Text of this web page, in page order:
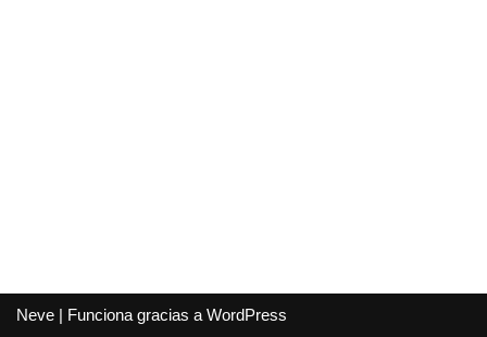
Neve | Funciona gracias a WordPress